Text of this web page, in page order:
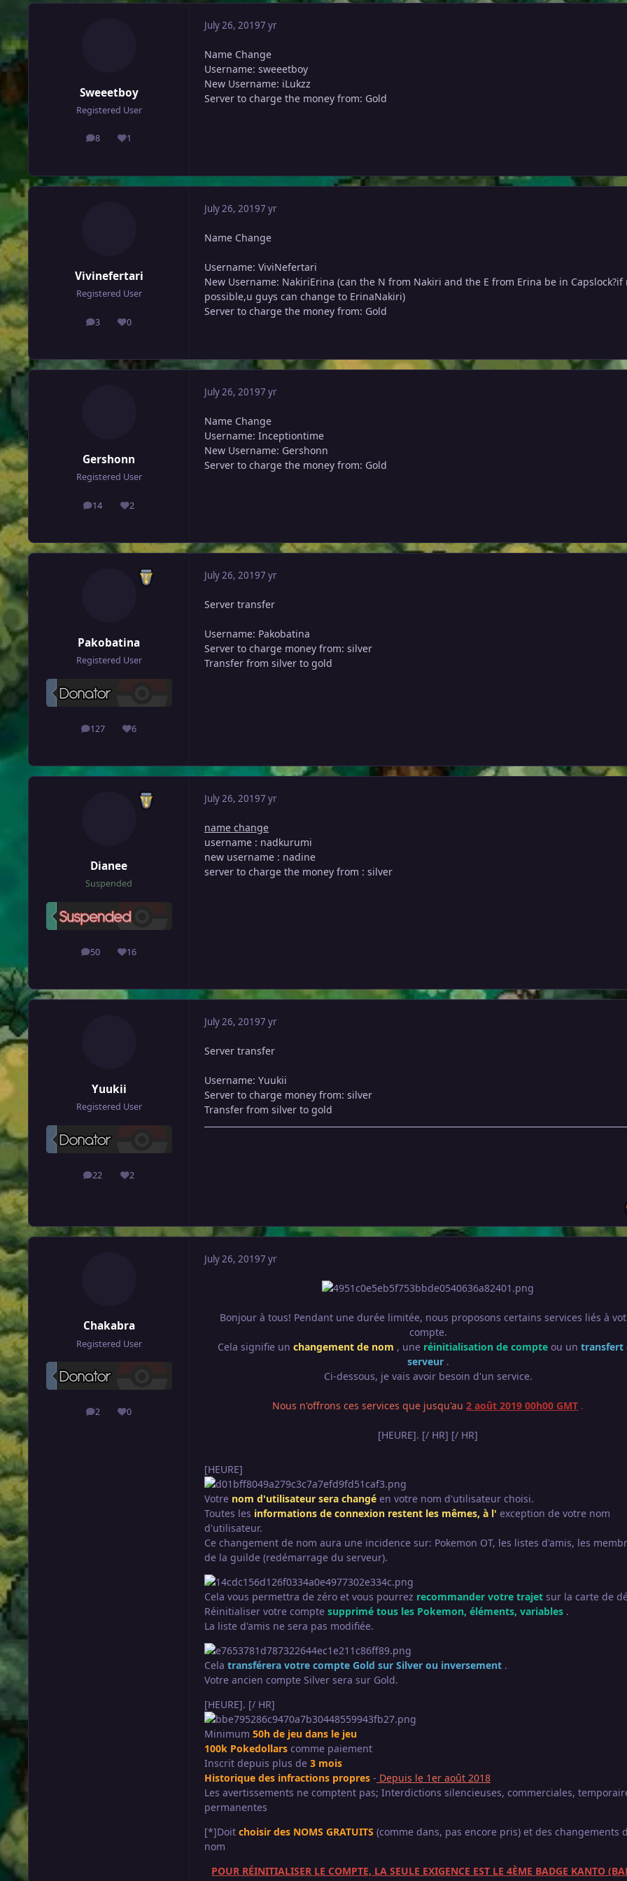
Sweeetboy
Registered User
8
posts 1
Reputation
July 26, 20197 yr
Name Change
Username: sweeetboy
New Username: iLukzz
Server to charge the money from: Gold
Vivinefertari
Registered User
3
posts 0
Reputation
July 26, 20197 yr
Name Change
Username: ViviNefertari
New Username: NakiriErina (can the N from Nakiri and the E from Erina be in Capslock?if
possible,u guys can change to ErinaNakiri)
Server to charge the money from: Gold
Gershonn
Registered User
14
posts 2
Reputation
July 26, 20197 yr
Name Change
Username: Inceptiontime
New Username: Gershonn
Server to charge the money from: Gold
Pakobatina
Registered User
127
posts 6
Reputation
July 26, 20197 yr
Server transfer
Username: Pakobatina
Server to charge money from: silver
Transfer from silver to gold
Dianee
Suspended
50
posts 16
Reputation
July 26, 20197 yr
name change
username : nadkurumi
new username : nadine
server to charge the money from : silver
Yuukii
Registered User
22
posts 2
Reputation
July 26, 20197 yr
Server transfer
Username: Yuukii
Server to charge money from: silver
Transfer from silver to gold
Chakabra
Registered User
2
posts 0
Reputation
July 26, 20197 yr
Bonjour à tous! Pendant une durée limitée, nous proposons certains services liés à
compte.
Cela signifie unchangement de nom , une réinitialisation de compte ou untransfert
serveur.
Ci-dessous, je vais avoir besoin d'un service.
Nous n'offrons ces services que jusqu'au2 août 2019 00h00 GMT .
[HEURE]. [/ HR] [/ HR]
[HEURE]
Votre nom d'utilisateur sera changé en votre nom d'utilisateur choisi.
Toutes les informations de connexion restent les mêmes, à l' exception de votre nom
d'utilisateur.
Ce changement de nom aura une incidence sur: Pokemon OT, les listes d'amis, les
de la guilde (redémarrage du serveur).
Cela vous permettra de zéro et vous pourrez recommander votre trajet sur la carte de
Réinitialiser votre compte supprimé tous les Pokemon, éléments, variables .
La liste d'amis ne sera pas modifiée.
Cela transférera votre compte Gold sur Silver ou inversement .
Votre ancien compte Silver sera sur Gold.
[HEURE]. [/ HR]
Minimum 50h de jeu dans le jeu
100k Pokedollars comme paiement
Inscrit depuis plus de 3 mois
Historique des infractions propres - Depuis le 1er août 2018
Les avertissements ne comptent pas; Interdictions silencieuses, commerciales,
permanentes
[*]Doit choisir des NOMS GRATUITS (comme dans, pas encore pris) et des changements
nom
POUR RÉINITIALISER LE COMPTE, LA SEULE EXIGENCE EST LE 4ÈME BADGE KANTO